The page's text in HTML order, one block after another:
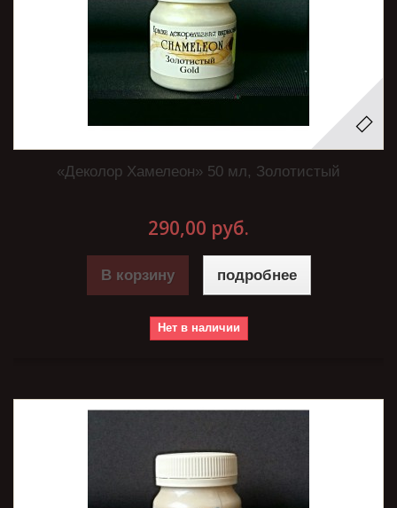
«Деколор Хамелеон» 50 мл, Золотистый
290,00 руб.
В корзину подробнее
Нет в наличии